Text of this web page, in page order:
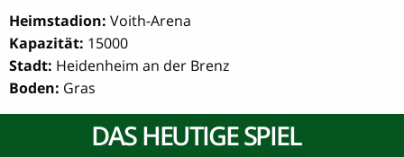
Heimstadion: Voith-Arena
Kapazität: 15000
Stadt: Heidenheim an der Brenz
Boden: Gras
DAS HEUTIGE SPIEL